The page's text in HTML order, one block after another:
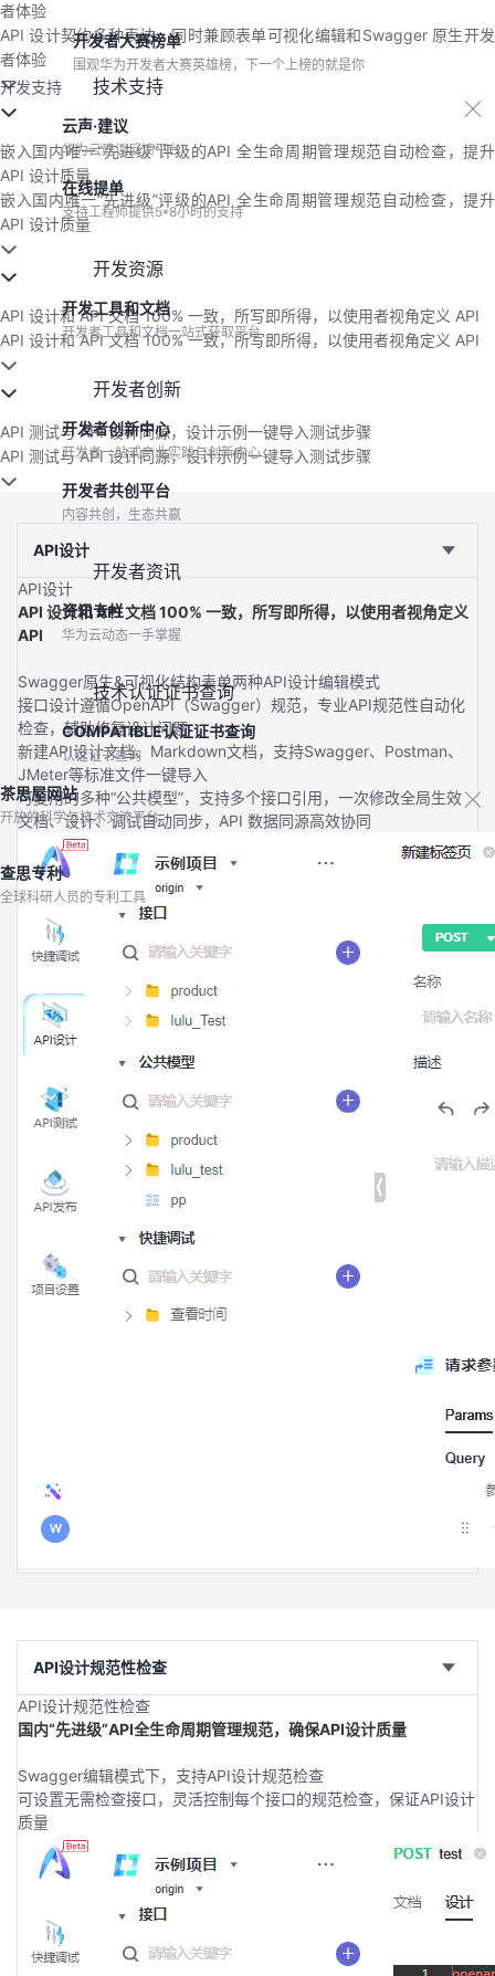
开发者大赛榜单
围观华为开发者大赛英雄榜，下一个上榜的就是你
开发支持 技术支持
云声·建议
华为云建议反馈平台
在线提单
支持工程师提供5*8小时的支持
开发资源
开发工具和文档
开发者工具和文档一站式获取平台
开发者创新
开发者创新中心
开发者一站式产业实践与创新中心
开发者共创平台
内容共创，生态共赢
开发者资讯
资讯专栏
华为云动态一手掌握
技术认证证书查询
COMPATIBLE认证证书查询
认证证书查询
茶思屋网站
开放的科学与技术交流平台
查思专利
全球科研人员的专利工具
者体验
API 设计契约多种表达，同时兼顾表单可视化编辑和Swagger 原生开发
者体验
嵌入国内唯一“先进级”评级的API 全生命周期管理规范自动检查，提升
API 设计质量
嵌入国内唯一“先进级”评级的API 全生命周期管理规范自动检查，提升
API 设计质量
API 设计和 API 文档 100% 一致，所写即所得，以使用者视角定义 API
API 设计和 API 文档 100% 一致，所写即所得，以使用者视角定义 API
API 测试与 API 设计同源，设计示例一键导入测试步骤
API 测试与 API 设计同源，设计示例一键导入测试步骤
API设计
API设计
API 设计和 API 文档 100% 一致，所写即所得，以使用者视角定义
API
Swagger原生&可视化结构表单两种API设计编辑模式
接口设计遵循OpenAPI（Swagger）规范，专业API规范性自动化
检查，辅助修复设计问题
新建API设计文档、Markdown文档，支持Swagger、Postman、
JMeter等标准文件一键导入
可复用的多种“公共模型”，支持多个接口引用，一次修改全局生效
文档、设计、调试自动同步，API 数据同源高效协同
API设计规范性检查
API设计规范性检查
国内“先进级”API全生命周期管理规范，确保API设计质量
Swagger编辑模式下，支持API设计规范检查
可设置无需检查接口，灵活控制每个接口的规范检查，保证API设计
质量